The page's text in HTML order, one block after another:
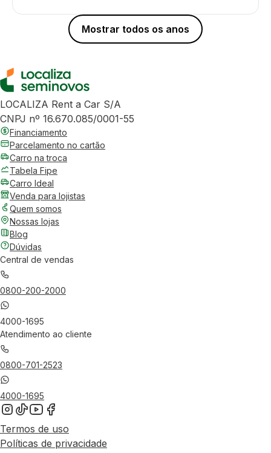
Mostrar todos os anos
LOCALIZA Rent a Car S/A
CNPJ nº 16.670.085/0001-55
Financiamento
Parcelamento no cartão
Carro na troca
Tabela Fipe
Carro Ideal
Venda para lojistas
Quem somos
Nossas lojas
Blog
Dúvidas
Central de vendas
0800-200-2000
4000-1695
Atendimento ao cliente
0800-701-2523
4000-1695
Termos de uso
Políticas de privacidade